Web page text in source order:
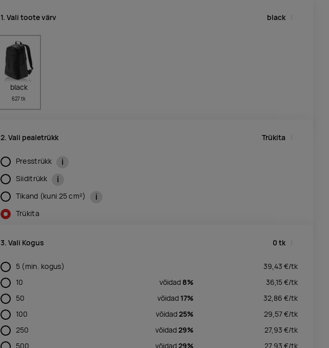
1. Vali toote värv black
black
627 tk
2. Vali pealetrükk Trükita
Presstrükk i
Siiditrükk i
Tikand (kuni 25 cm²) i
Trükita
3. Vali Kogus 0 tk
5 (min. kogus) 39,43 €/tk
10
võidad 8% 36,15€/tk
50
võidad 17% 32,86 €/tk
100
võidad 25% 29,57€/tk
250
võidad 29% 27,93 €/tk
500
võidad 29% 27,93 €/tk